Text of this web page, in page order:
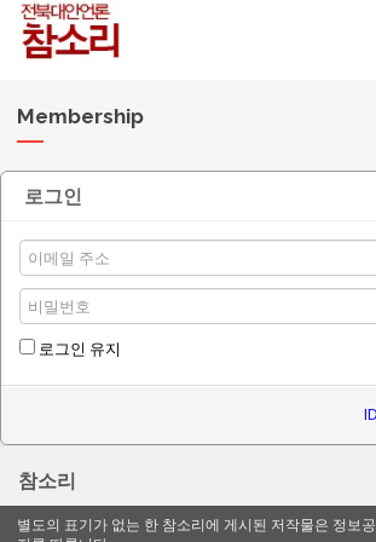
Membership
로그인
로그인 유지
참소리
별도의 표기가 없는 한 참소리에 게시된 저작물은 정보